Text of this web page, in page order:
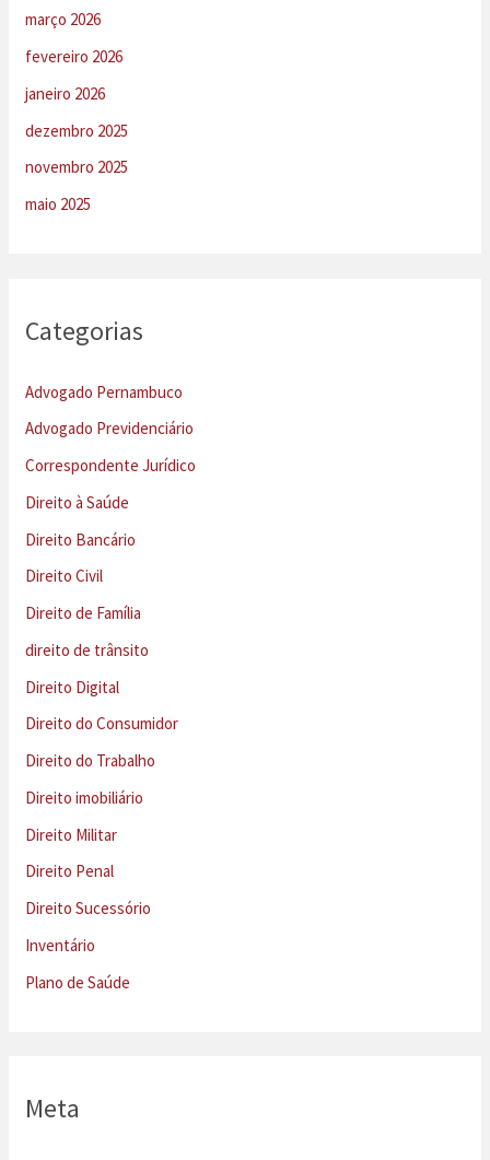
março 2026
fevereiro 2026
janeiro 2026
dezembro 2025
novembro 2025
maio 2025
Categorias
Advogado Pernambuco
Advogado Previdenciário
Correspondente Jurídico
Direito à Saúde
Direito Bancário
Direito Civil
Direito de Família
direito de trânsito
Direito Digital
Direito do Consumidor
Direito do Trabalho
Direito imobiliário
Direito Militar
Direito Penal
Direito Sucessório
Inventário
Plano de Saúde
Meta